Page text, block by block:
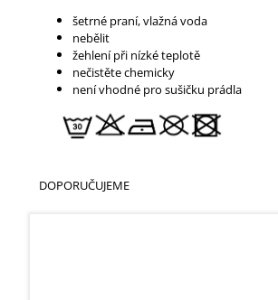
šetrné praní, vlažná voda
nebělit
žehlení při nízké teplotě
nečistěte chemicky
není vhodné pro sušičku prádla
DOPORUČUJEME